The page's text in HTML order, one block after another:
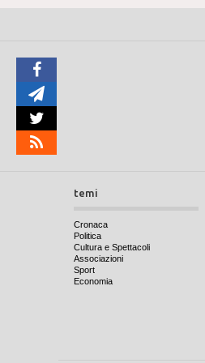
temi
Cronaca
Politica
Cultura e Spettacoli
Associazioni
Sport
Economia